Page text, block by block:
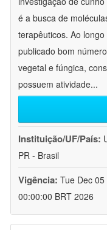
é a busca de
terapêuticos. Ao
publicado bom
vegetal e fúngica,
possuem atividade...
Instituição/UF/País:
PR - Brasil
Vigência: Tue Dec
00:00:00 BRT 2026